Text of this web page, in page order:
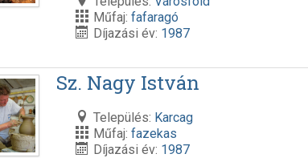
Műfaj:fafaragó
Díjazási év: 1987
Sz. Nagy István
Település: Karcag
Műfaj:fazekas
Díjazási év: 1987